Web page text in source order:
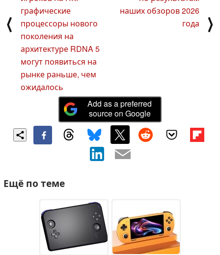
⟨
графические
процессоры нового
поколения на
архитектуре RDNA 5
могут появиться на
рынке раньше, чем
ожидалось
наших обзоров 2026
года
⟩
Add as a preferred
source on Google
Ещё по теме